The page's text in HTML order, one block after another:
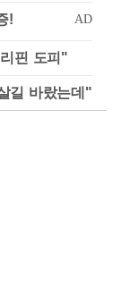
핀 도피"
길 바랐는데"